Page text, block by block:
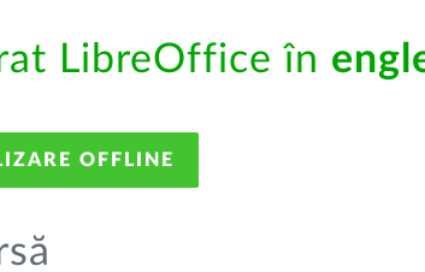
LibreOffice în
OFFLINE